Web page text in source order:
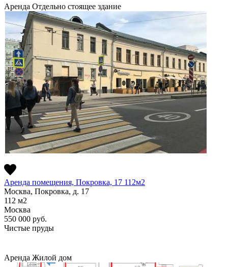
Аренда Отдельно стоящее здание
Аренда помещения, Покровка, 17 112м2
Москва, Покровка, д. 17
112 м2
Москва
550 000 руб.
Чистые пруды
Аренда Жилой дом